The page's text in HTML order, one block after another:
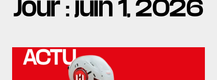
Jour : juin 1, 2026